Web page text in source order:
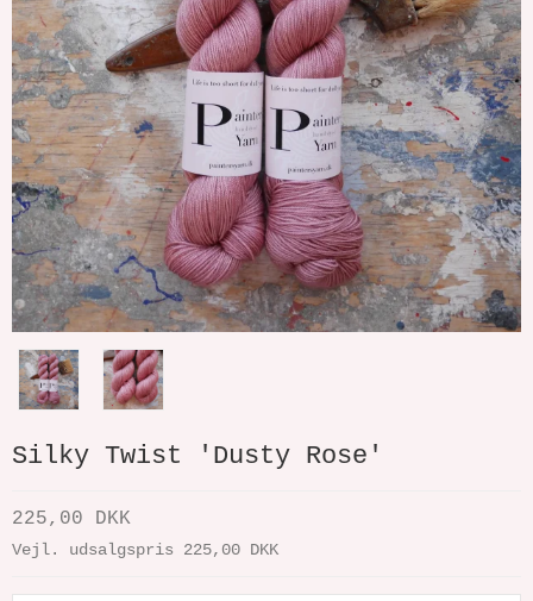
Silky Twist 'Dusty Rose'
225,00 DKK
Vejl. udsalgspris 225,00 DKK